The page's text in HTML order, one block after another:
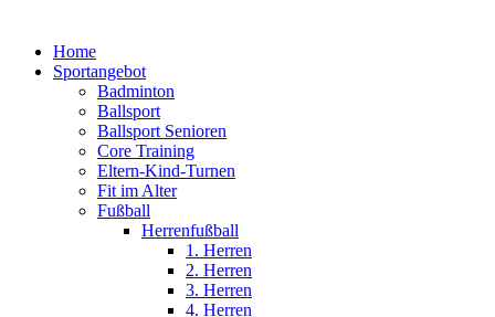
Home
Sportangebot
Badminton
Ballsport
Ballsport Senioren
Core Training
Eltern-Kind-Turnen
Fit im Alter
Fußball
Herrenfußball
1. Herren
2. Herren
3. Herren
4. Herren